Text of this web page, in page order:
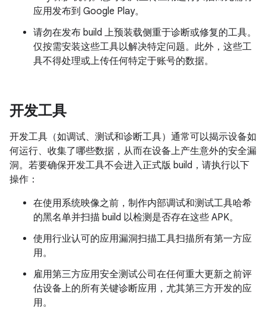
应用发布到 Google Play。
请勿在发布 build 上预装载侧重于诊断或修复的工具。
仅按需安装这些工具以解决特定问题。此外，这些工
具不得处理或上传任何特定于账号的数据。
开发工具
开发工具（如调试、测试和诊断工具）通常可以揭示设备如
何运行、收集了哪些数据，从而在设备上产生意外的安全漏
洞。若要确保开发工具不会进入正式版 build，请执行以下
操作：
在使用系统映像之前，制作内部调试和测试工具哈希
的黑名单并扫描 build 以检测是否存在这些 APK。
使用行业认可的应用漏洞扫描工具扫描所有第一方应
用。
雇用第三方应用安全测试公司在任何重大更新之前评
估设备上的所有关键诊断应用，尤其第三方开发的应
用。